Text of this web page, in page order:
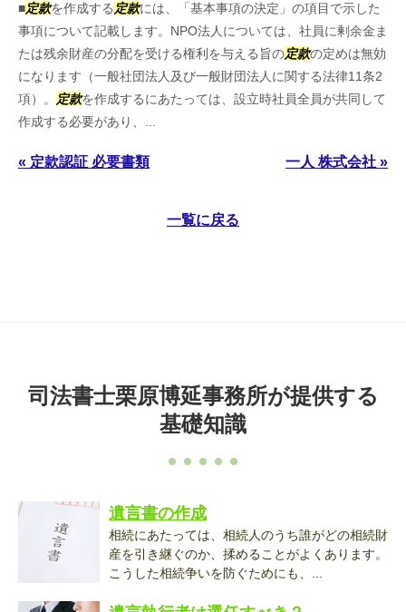
■定款を作成する 定款には、「基本事項の決定」の項目で示した
事項について記載します。NPO法人については、社員に剰余金ま
たは残余財産の分配を受ける権利を与える旨の定款の定めは無効
になります（一般社団法人及び一般財団法人に関する法律11条2
項）。
定款を作成するにあたっては、設立時社員全員が共同して
作成する必要があり、...
« 定款認証 必要書類 一人 株式会社 »
一覧に戻る
司法書士栗原博延事務所が提供する
基礎知識
遺言書の作成
相続にあたっては、相続人のうち誰がどの相続財
産を引き継ぐのか、揉めることがよくあります。
こうした相続争いを防ぐためにも、...